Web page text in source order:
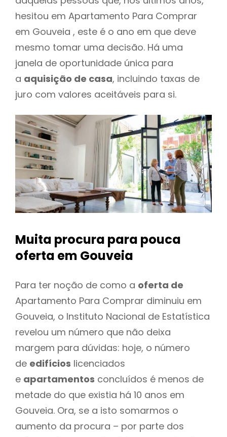
hesitou em Apartamento Para Comprar
em Gouveia , este é o ano em que deve
mesmo tomar uma decisão. Há uma
janela de oportunidade única para
a aquisição de casa, incluindo taxas de
juro com valores aceitáveis para si.
Muita procura para pouca
oferta em Gouveia
Para ter noção de como a oferta de
Apartamento Para Comprar diminuiu em
Gouveia, o Instituto Nacional de Estatística
revelou um número que não deixa
margem para dúvidas: hoje, o número
de edifícios licenciados
e apartamentos concluídos é menos de
metade do que existia há 10 anos em
Gouveia. Ora, se a isto somarmos o
aumento da procura – por parte dos